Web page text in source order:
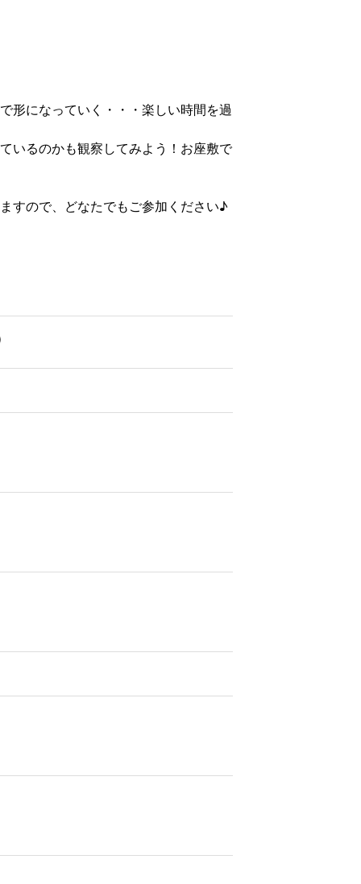
形になっていく・・・楽しい時間を過
いるのかも観察してみよう！お座敷で
すので、どなたでもご参加ください♪